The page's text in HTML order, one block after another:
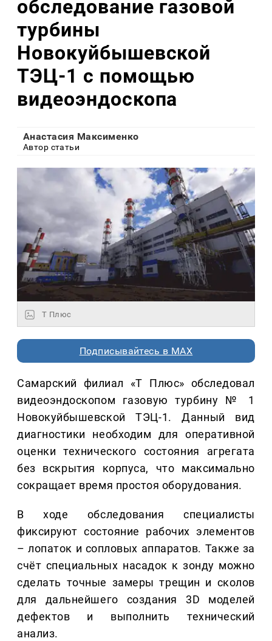
обследование газовой
турбины
Новокуйбышевской
ТЭЦ-1 с помощью
видеоэндоскопа
Анастасия Максименко
Автор статьи
Т Плюс
Подписывайтесь в MAX
Самарский филиал «Т Плюс» обследовал
видеоэндоскопом газовую турбину № 1
Новокуйбышевской ТЭЦ-1. Данный вид
диагностики необходим для оперативной
оценки технического состояния агрегата
без вскрытия корпуса, что максимально
сокращает время простоя оборудования.
В ходе обследования специалисты
фиксируют состояние рабочих элементов
– лопаток и сопловых аппаратов. Также за
счёт специальных насадок к зонду можно
сделать точные замеры трещин и сколов
для дальнейшего создания 3D моделей
дефектов и выполнить технический
анализ.